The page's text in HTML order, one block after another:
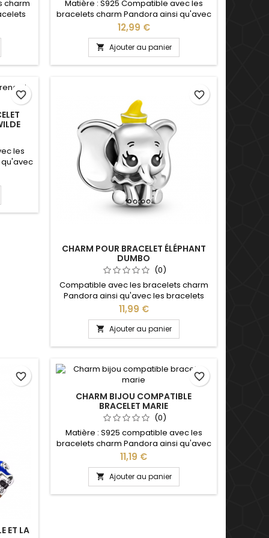
charm
Noël,
: S925
Matière : S925 Compatible avec les
bracelets charm Pandora ainsi qu'avec
les bracelets charm de notre site idéal
pour : Noël, Saint Valentin, anniversaire,
anniversaire de mariage
Prix
12,99 €
 Ajouter au panier
les
idéal
favorite_border
CHARM POUR BRACELET ÉLÉPHANT
DUMBO
(0)
Compatible avec les bracelets charm
Pandora ainsi qu'avec les bracelets
charm de notre site idéal pour : Noël,
Saint Valentin, anniversaire, cadeau
fête
Prix
11,99 €
 Ajouter au panier
favorite_border
ET LA
favorite_border
CHARM BIJOU COMPATIBLE
BRACELET MARIE
(0)
Matière : S925 compatible avec les
bracelets charm Pandora ainsi qu'avec
les bracelets charm de notre site idéal
pour : Noël, Saint Valentin, anniversaire,
anniversaire de mariage
Prix
11,19 €
 Ajouter au panier
favorite_border